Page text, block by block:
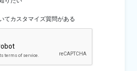
てカスタマイズ質問がある